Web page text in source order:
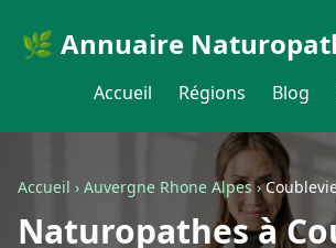
🌿 Annuaire
Accueil Régions Blog
Accueil › Auvergne Rhone Alpes›
Naturopathes à